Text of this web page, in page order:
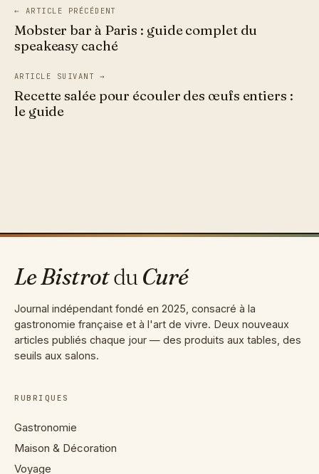
← ARTICLE PRÉCÉDENT
Mobster bar à Paris : guide complet du
speakeasy caché
ARTICLE SUIVANT →
Recette salée pour écouler des œufs entiers :
le guide
Le Bistrotdu Curé
Journal indépendant fondé en 2025, consacré à la
gastronomie française et à l'art de vivre. Deux nouveaux
articles publiés chaque jour — des produits aux tables, des
seuils aux salons.
RUBRIQUES
Gastronomie
Maison & Décoration
Voyage